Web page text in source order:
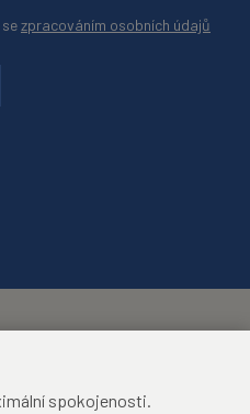
zpracováním osobních údajů
spokojenosti.